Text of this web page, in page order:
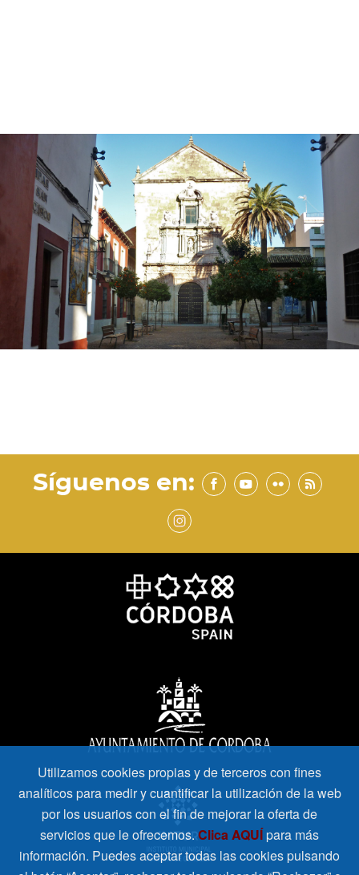
Síguenos en:
Utilizamos cookies propias y de terceros con fines
analíticos para medir y cuantificar la utilización de la web
por los usuarios con el fin de mejorar la oferta de
servicios que le ofrecemos. Clica AQUÍpara más
información. Puedes aceptar todas las cookies pulsando